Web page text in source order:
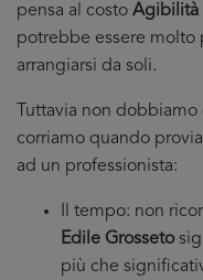
pensa al costo Agibilità
potrebbe essere molto
arrangiarsi da soli.
Tuttavia non
corriamo quando
ad un professionista:
Il tempo: non
Edile Grosseto
più che